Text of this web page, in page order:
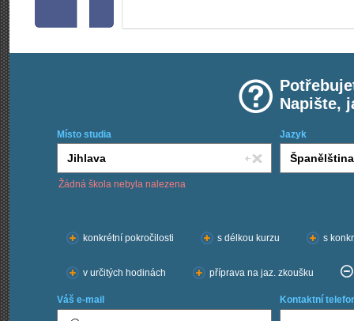
Napište,
Místo studia Jazyk
Žádná škola nebyla nalezena
konkrétní pokročilosti
s délkou kurzu s
v určitých hodinách příprava na jaz. zkoušku
Váš e-mail Kontaktní